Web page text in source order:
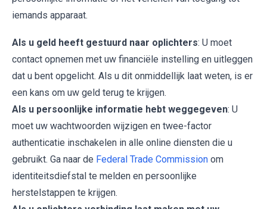
iemands apparaat.
Als u geld heeft gestuurd naar oplichters: U moet
contact opnemen met uw financiële instelling en uitleggen
dat u bent opgelicht. Als u dit onmiddellijk laat weten, is er
een kans om uw geld terug te krijgen.
Als u persoonlijke informatie hebt weggegeven: U
moet uw wachtwoorden wijzigen en twee-factor
authenticatie inschakelen in alle online diensten die u
gebruikt. Ga naar de Federal Trade Commission om
identiteitsdiefstal te melden en persoonlijke
herstelstappen te krijgen.